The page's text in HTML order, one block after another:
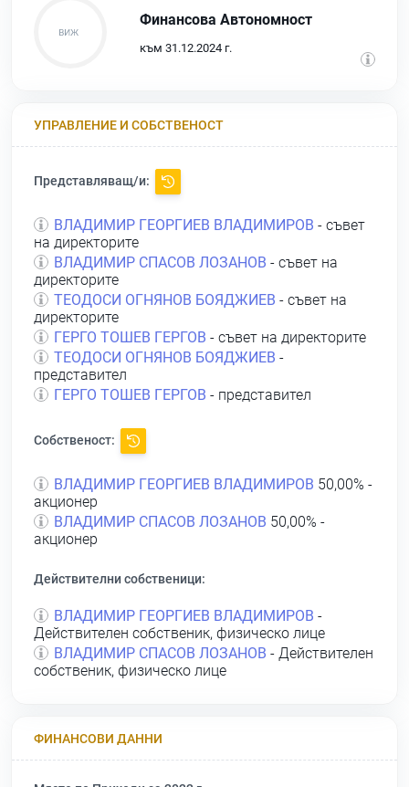
Финансова Автономност
към 31.12.2024 г.
УПРАВЛЕНИЕ И СОБСТВЕНОСТ
Представляващ/и:
ВЛАДИМИР ГЕОРГИЕВ ВЛАДИМИРОВ - съвет
на директорите
ВЛАДИМИР СПАСОВ ЛОЗАНОВ - съвет на
директорите
ТЕОДОСИ ОГНЯНОВ БОЯДЖИЕВ - съвет на
директорите
ГЕРГО ТОШЕВ ГЕРГОВ - съвет на директорите
ТЕОДОСИ ОГНЯНОВ БОЯДЖИЕВ -
представител
ГЕРГО ТОШЕВ ГЕРГОВ - представител
Собственост:
ВЛАДИМИР ГЕОРГИЕВ ВЛАДИМИРОВ 50,00% -
акционер
ВЛАДИМИР СПАСОВ ЛОЗАНОВ 50,00% -
акционер
Действителни собственици:
ВЛАДИМИР ГЕОРГИЕВ ВЛАДИМИРОВ -
Действителен собственик, физическо лице
ВЛАДИМИР СПАСОВ ЛОЗАНОВ - Действителен
собственик, физическо лице
ФИНАНСОВИ ДАННИ